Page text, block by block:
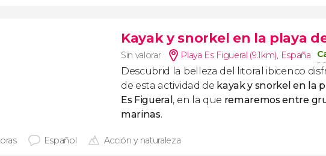
Kayak y snorkel en la playa
Sin valorar Playa Es Figueral (9.1km), España
Descubrid la belleza del litoral ibicenco
de esta actividad de kayak y snorkel en la
Es Figueral , en la que remaremos entre
marinas.
Español Acción y naturaleza